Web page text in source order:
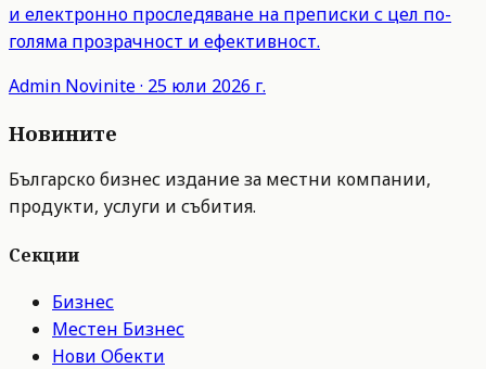
и електронно проследяване на преписки с цел по-
голяма прозрачност и ефективност.
Admin Novinite· 25 юли 2026 г.
Новините
Българско бизнес издание за местни компании,
продукти, услуги и събития.
Секции
Бизнес
Местен Бизнес
Нови Обекти